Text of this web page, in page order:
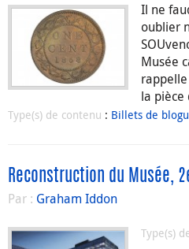
Il ne
oublier
Musée
rappelle
la pièce
Type(s) de contenu : Billets de
Reconstruction du Musée,
Par : Graham Iddon
Type(s)